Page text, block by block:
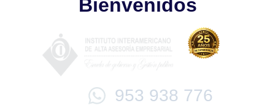
Bienvenidos
953 938 776